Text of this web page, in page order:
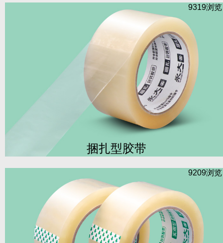
9319浏
捆扎型胶带
9209浏